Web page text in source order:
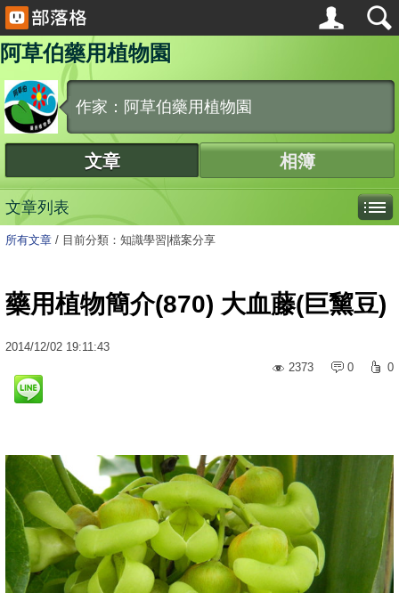
阿草伯藥用植物園
作家：阿草伯藥用植物園
文章 相簿
文章列表
所有文章 / 目前分類：知識學習|檔案分享
藥用植物簡介(870) 大血藤(巨黧豆)
2014/12/02 19:11:43
2373
0 0